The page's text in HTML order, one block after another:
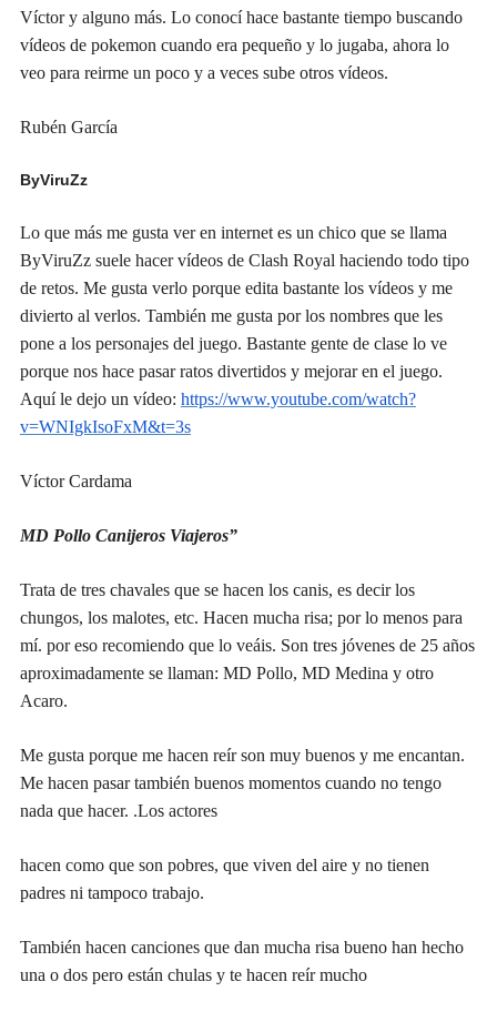
Víctory alguno más. Lo conocí hace bastante tiempo buscando
vídeos de pokemon cuando era pequeño y lo jugaba, ahora lo
veo para reirme un poco y a veces sube otros vídeos.
Rubén García
ByViruZz
Lo que más me gusta ver en internet es un chico que se llama
ByViruZz suele hacer vídeos de Clash Royal haciendo todo tipo
de retos. Me gusta verlo porque edita bastante los vídeos y me
divierto al verlos. También me gusta por los nombres que les
pone a los personajes del juego. Bastante gente de clase lo ve
porque nos hace pasar ratos divertidos y mejorar en el juego.
Aquí le dejo un vídeo: https://www.youtube.com/watch?
v=WNIgkIsoFxM&t=3s
Víctor Cardama
MD Pollo Canijeros Viajeros”
Trata de tres chavales que se hacen los canis, es decir los
chungos, los malotes, etc. Hacen mucha risa; por lo menos para
mí. por eso recomiendo que lo veáis. Son tres jóvenes de 25 años
aproximadamente se llaman: MD Pollo, MD Medina y otro
Acaro.
Me gusta porque me hacen reír son muy buenos y me encantan.
Me hacen pasar también buenos momentos cuando no tengo
nada que hacer. .Los actores
hacen como que son pobres, que viven del aire y no tienen
padres ni tampoco trabajo.
También hacen canciones que dan mucha risa bueno han hecho
una o dos pero están chulas y te hacen reír mucho